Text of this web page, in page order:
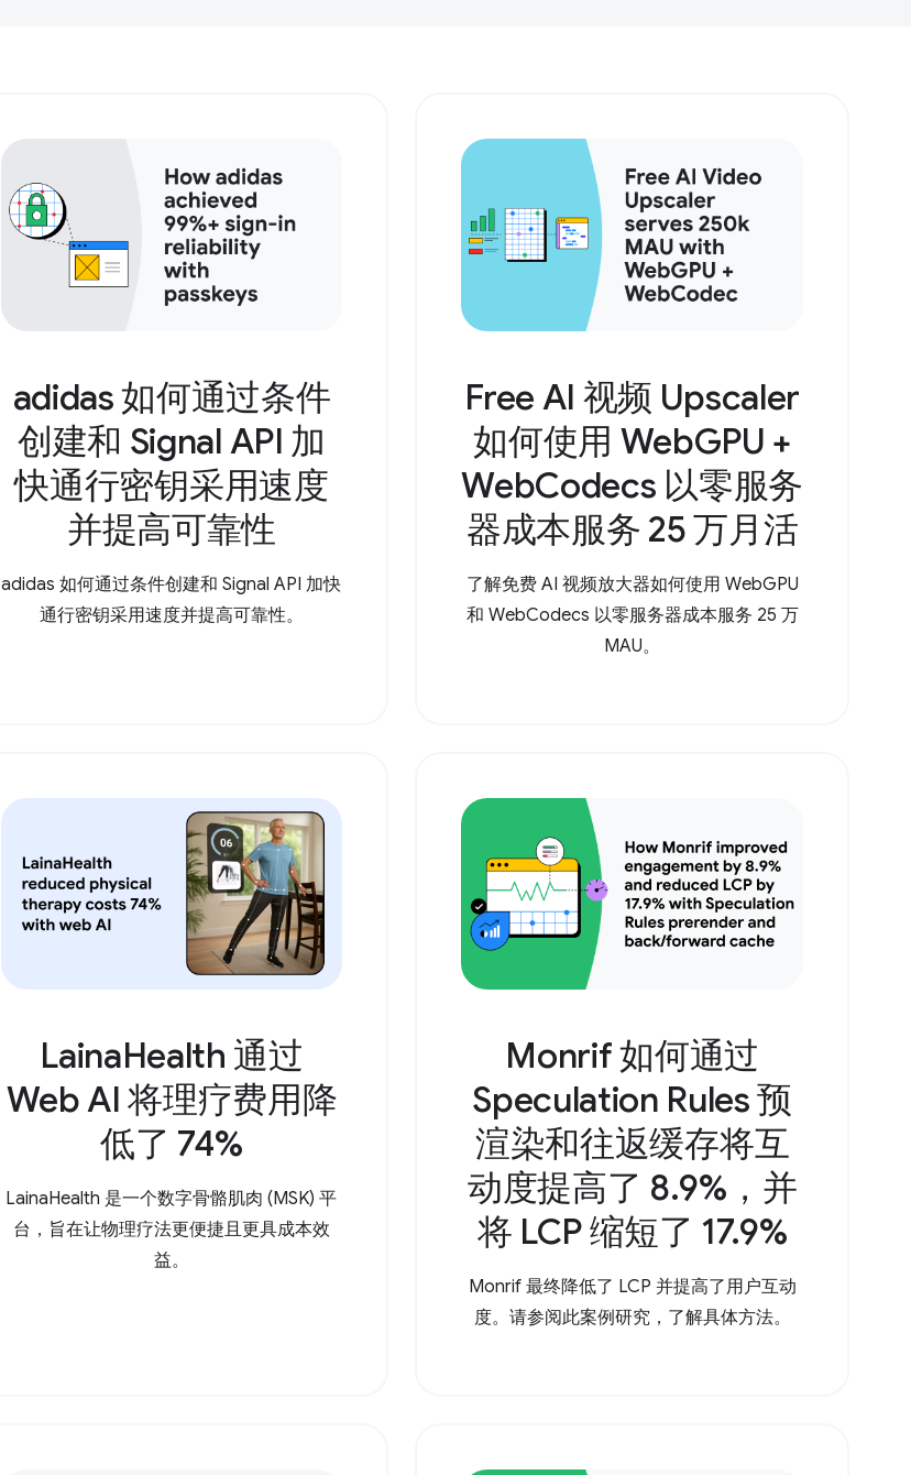
adidas 如何通过条件
创建和 Signal API 加
快通行密钥采用速度
并提高可靠性
adidas 如何通过条件创建和 Signal API 加快
通行密钥采用速度并提高可靠性。
Free AI 视频 Upscaler
如何使用 WebGPU +
WebCodecs 以零服务
器成本服务 25 万月活
了解免费 AI 视频放大器如何使用 WebGPU
和 WebCodecs 以零服务器成本服务 25 万
MAU。
LainaHealth 通过
Web AI 将理疗费用降
低了 74%
LainaHealth 是一个数字骨骼肌肉 (MSK) 平
台，旨在让物理疗法更便捷且更具成本效
益。
Monrif 如何通过
Speculation Rules 预
渲染和往返缓存将互
动度提高了 8.9%，并
将 LCP 缩短了 17.9%
Monrif 最终降低了 LCP 并提高了用户互动
度。请参阅此案例研究，了解具体方法。